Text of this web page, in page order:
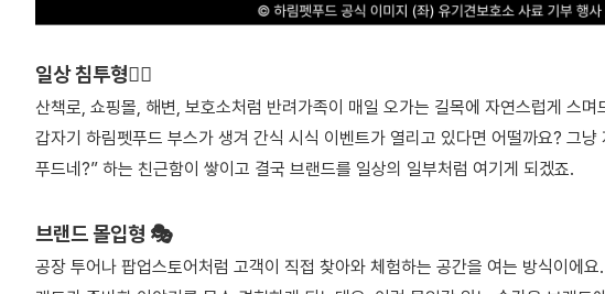
일상 침투형🚶‍♀️
산책로, 쇼핑몰, 해변, 보호소처럼 반려가족이 매일 오가는 길목에 자연스럽게 스
갑자기 하림펫푸드 부스가 생겨 간식 시식 이벤트가 열리고 있다면 어떨까요? 그
푸드네?” 하는 친근함이 쌓이고 결국 브랜드를 일상의 일부처럼 여기게 되겠죠.
브랜드 몰입형 🎭
공장 투어나 팝업스토어처럼 고객이 직접 찾아와 체험하는 공간을 여는 방식이에